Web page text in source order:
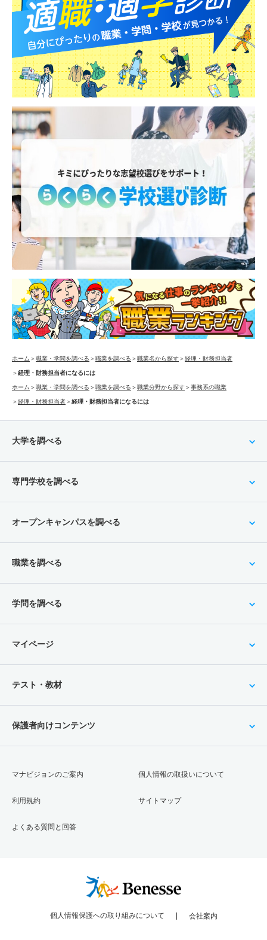
ホーム ＞職業・学問を調べる ＞職業を調べる ＞職業名から探す＞経理・財務担当者
＞経理・財務担当者になるには
ホーム ＞職業・学問を調べる ＞職業を調べる ＞職業分野から探す＞事務系の職業
＞経理・財務担当者＞経理・財務担当者になるには
大学を調べる
専門学校を調べる
オープンキャンパスを調べる
職業を調べる
学問を調べる
マイページ
テスト・教材
保護者向けコンテンツ
マナビジョンのご案内
利用規約
よくある質問と回答
個人情報の取扱いについて
サイトマップ
個人情報保護への取り組みについて 会社案内